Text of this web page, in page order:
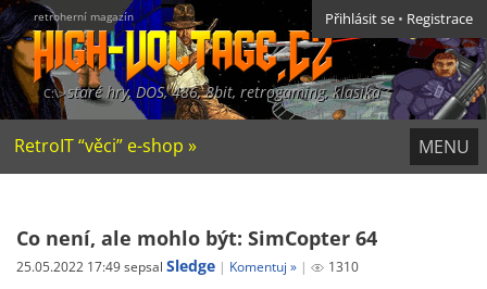
retroherní magazín
staré hry, DOS, 486, 8bit, retrogaming, klasika
Přihlásit se • Registrace
MENU
RetroIT “věci” e-shop »
Co není, ale mohlo být: SimCopter 64
25.05.2022 17:49 sepsal Sledge Komentuj » 1310